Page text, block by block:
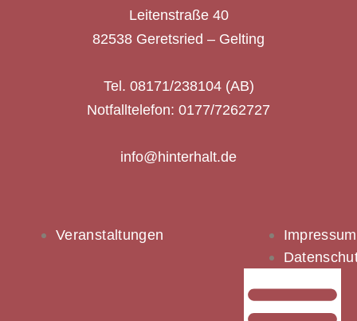
Leitenstraße 40
82538 Geretsried – Gelting
Tel. 08171/238104 (AB)
Notfalltelefon: 0177/7262727
info@hinterhalt.de
Veranstaltungen
Impressum